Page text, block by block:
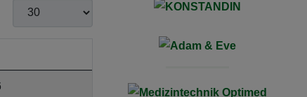
Anzeige #